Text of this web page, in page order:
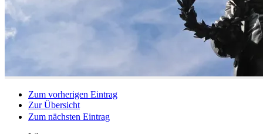
Zum vorherigen Eintrag
Zur Übersicht
Zum nächsten Eintrag